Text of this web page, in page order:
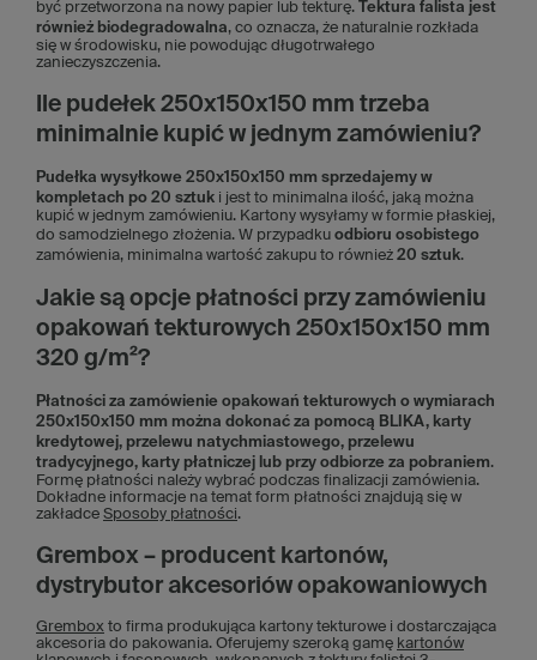
być przetworzona na nowy papier lub tekturę. Tektura falista jest
również biodegradowalna, co oznacza, że naturalnie rozkłada
się w środowisku, nie powodując długotrwałego
zanieczyszczenia.
Ile pudełek 250x150x150 mm trzeba
minimalnie kupić w jednym zamówieniu?
Pudełka wysyłkowe 250x150x150 mm sprzedajemy w
kompletach po 20 sztuk i jest to minimalna ilość, jaką można
kupić w jednym zamówieniu. Kartony wysyłamy w formie płaskiej,
do samodzielnego złożenia. W przypadku odbioru osobistego
zamówienia, minimalna wartość zakupu to również 20 sztuk.
Jakie są opcje płatności przy zamówieniu
opakowań tekturowych 250x150x150 mm
320 g/m²?
Płatności za zamówienie opakowań tekturowych o wymiarach
250x150x150 mm można dokonać za pomocą BLIKA, karty
kredytowej, przelewu natychmiastowego, przelewu
tradycyjnego, karty płatniczej lub przy odbiorze za pobraniem.
Formę płatności należy wybrać podczas finalizacji zamówienia.
Dokładne informacje na temat form płatności znajdują się w
zakładce Sposoby płatności.
Grembox – producent kartonów,
dystrybutor akcesoriów opakowaniowych
Grembox to firma produkująca kartony tekturowe i dostarczająca
akcesoria do pakowania. Oferujemy szeroką gamę kartonów